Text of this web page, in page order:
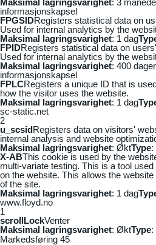
informasjonskapsel
FPGSIDRegisters statistical data on
Used for internal analytics by the
Maksimal lagringsvarighet: 1 dag
FPIDRegisters statistical data on
Used for internal analytics by the
Maksimal lagringsvarighet: 400 dager
informasjonskapsel
FPLCRegisters a unique ID that is
how the visitor uses the website.
Maksimal lagringsvarighet: 1 dag
sc-static.net
2
u_scsidRegisters data on visitors'
internal analysis and website
Maksimal lagringsvarighet: ØktType:
X-ABThis cookie is used by the
multi-variate testing. This is a tool
on the website. This allows the
of the site.
Maksimal lagringsvarighet: 1 dag
www.floyd.no
1
scrollLockVenter
Maksimal lagringsvarighet: ØktType:
Markedsføring 45